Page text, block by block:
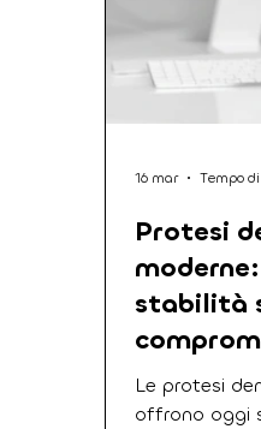
Protesi
stabilità
Le protesi
offrono oggi
16 mar